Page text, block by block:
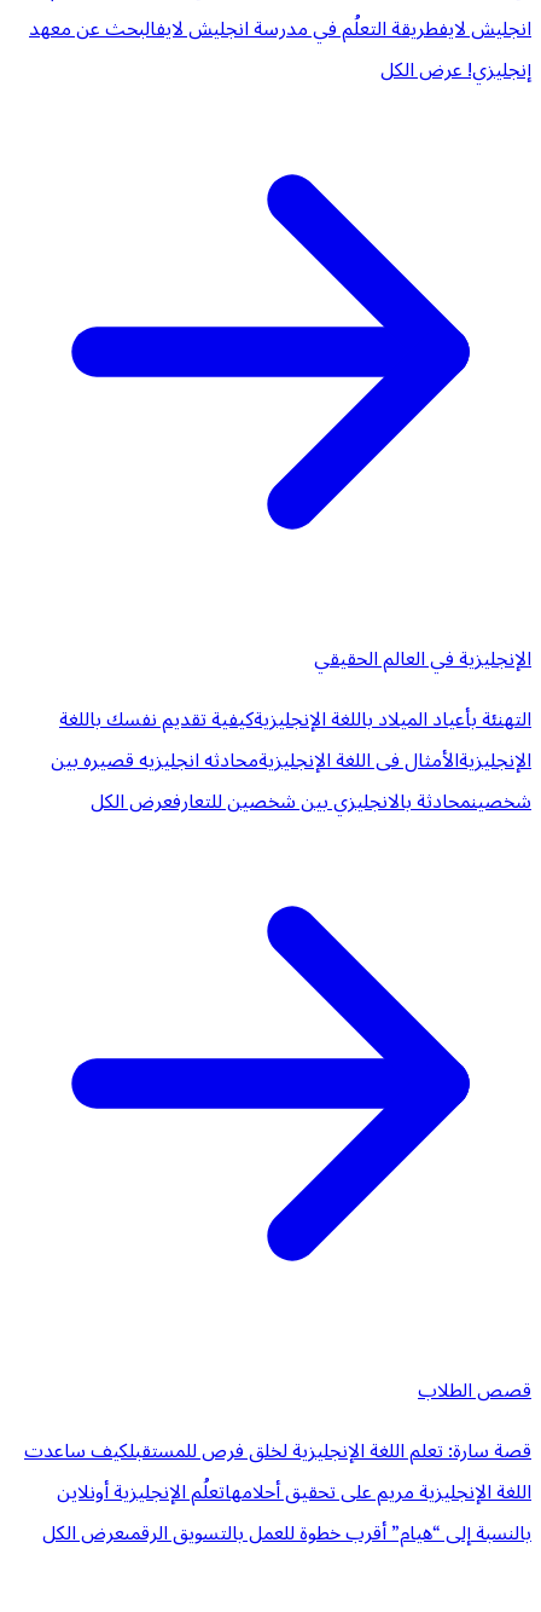
انجليش لايفطريقة التعلُم في مدرسة انجليش لايفالبحث عن معهد
إنجليزي! عرض الكل
الإنجليزية في العالم الحقيقي
التهنئة بأعياد الميلاد باللغة الإنجليزيةكيفية تقديم نفسك باللغة
الإنجليزيةالأمثال فى اللغة الإنجليزيةمحادثه انجليزيه قصيره بين
شخصينمحادثة بالانجليزي بين شخصين للتعارفعرض الكل
قصص الطلاب
قصة سارة: تعلم اللغة الإنجليزية لخلق فرص للمستقبلكيف ساعدت
اللغة الإنجليزية مريم على تحقيق أحلامهاتعلُم الإنجليزية أونلاين
بالنسبة إلى “هيام” أقرب خطوة للعمل بالتسويق الرقمىعرض الكل